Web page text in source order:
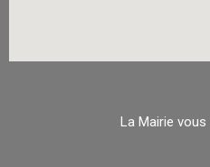
La Mairie vous